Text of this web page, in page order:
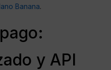
Banana.
y API